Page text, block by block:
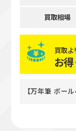
買取相場
買取よ
お得
【万年筆 ボー